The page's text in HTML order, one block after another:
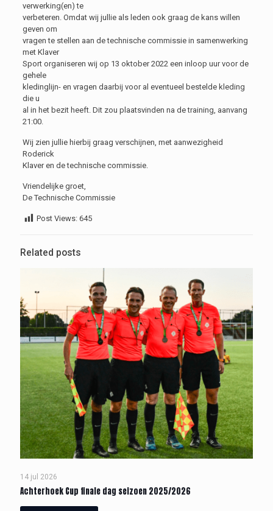
verwerking(en) te
verbeteren. Omdat wij jullie als leden ook graag de kans willen
geven om
vragen te stellen aan de technische commissie in samenwerking
met Klaver
Sport organiseren wij op 13 oktober 2022 een inloop uur voor de
gehele
kledinglijn- en vragen daarbij voor al eventueel bestelde kleding
die u
al in het bezit heeft. Dit zou plaatsvinden na de training, aanvang
21:00.
Wij zien jullie hierbij graag verschijnen, met aanwezigheid
Roderick
Klaver en de technische commissie.
Vriendelijke groet,
De Technische Commissie
Post Views: 645
Related posts
14 jul 2026
Achterhoek Cup finale dag seizoen 2025/2026